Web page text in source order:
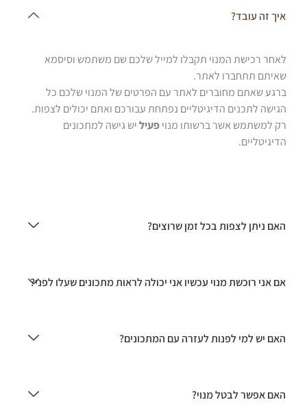
איך זה עובד?
לאחר רכישת המנוי תקבלו למייל שלכם שם משתמש וסיסמא
שאיתם תתחברו לאתר.
ברגע שאתם מחוברים לאתר עם הפרטים של המנוי שלכם כל
הגישה לתכנים הדיגיטליים נפתחת עבורכם ואתם יכולים לצפות.
רק למשתמש אשר ברשותו מנויפעיליש גישה למתכונים
הדיגיטליים.
האם ניתן לצפות בכל זמן שרוצים?
אם אני רוכשת מנוי עכשיו אני יכולה לראות מתכונים שעלו לפני?
האם יש למי לפנות לעזרה עם המתכונים?
האם אפשר לבטל מנוי?